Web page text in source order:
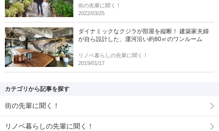
街の先輩に聞く！
2022/03/25
ダイナミックなクジラが部屋を縦断！ 建築家夫婦
が自ら設計した、運河沿い約80㎡のワンルーム
リノベ暮らしの先輩に聞く！
2019/01/17
カテゴリから記事を探す
街の先輩に聞く！
リノベ暮らしの先輩に聞く！